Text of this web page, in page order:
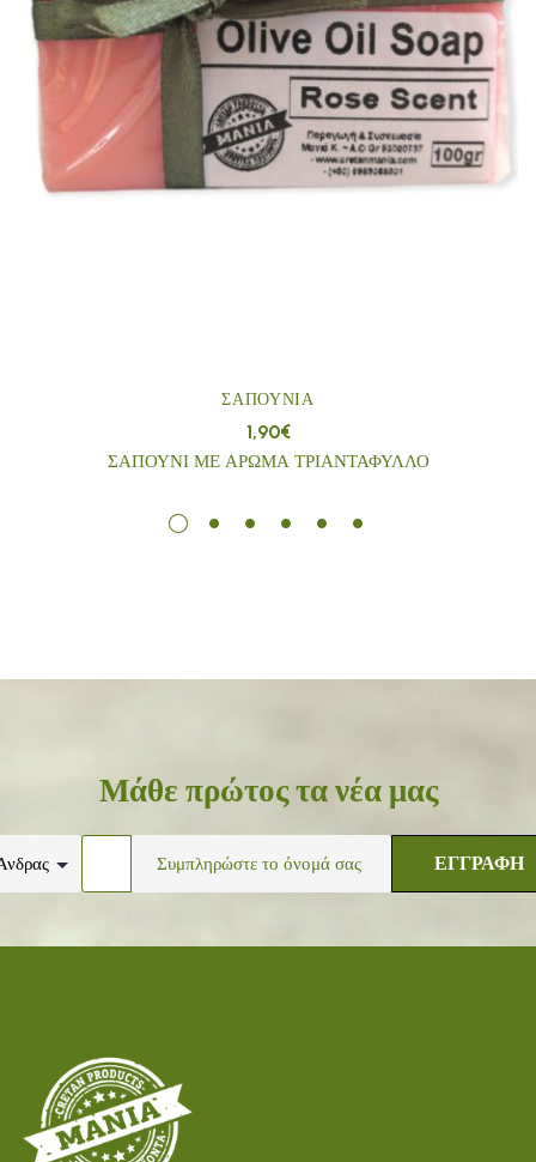
ΣΑΠΟΎΝΙΑ
1,90€
ΣΑΠΟΥΝΙ ΜΕ ΑΡΩΜΑ ΤΡΙΑΝΤΑΦΥΛΛΟ
Μάθε πρώτος τα νέα μας
ΕΓΓΡΑΦΗ